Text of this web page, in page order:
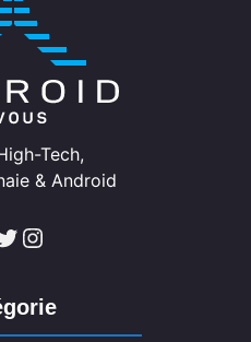
Tech,
& Android
Instagram